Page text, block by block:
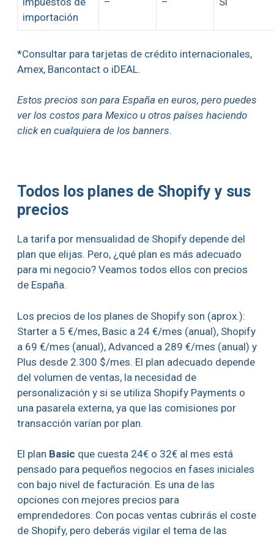
importación
*Consultar para tarjetas de crédito internacionales,
Amex, Bancontact o iDEAL.
Estos precios son para España en euros, pero puedes
ver los costos para Mexico u otros países haciendo
click en cualquiera de los banners.
Todos los planes de Shopify y sus
precios
La tarifa por mensualidad de Shopify depende del
plan que elijas. Pero, ¿qué plan es más adecuado
para mi negocio? Veamos todos ellos con precios
de España.
Los precios de los planes de Shopify son (aprox.):
Starter a 5 €/mes, Basic a 24 €/mes (anual), Shopify
a 69 €/mes (anual), Advanced a 289 €/mes (anual) y
Plus desde 2.300 $/mes. El plan adecuado depende
del volumen de ventas, la necesidad de
personalización y si se utiliza Shopify Payments o
una pasarela externa, ya que las comisiones por
transacción varían por plan.
El plan Basic que cuesta 24€ o 32€ al mes está
pensado para pequeños negocios en fases iniciales
con bajo nivel de facturación. Es una de las
opciones con mejores precios para
emprendedores. Con pocas ventas cubrirás el coste
de Shopify, pero deberás vigilar el tema de las